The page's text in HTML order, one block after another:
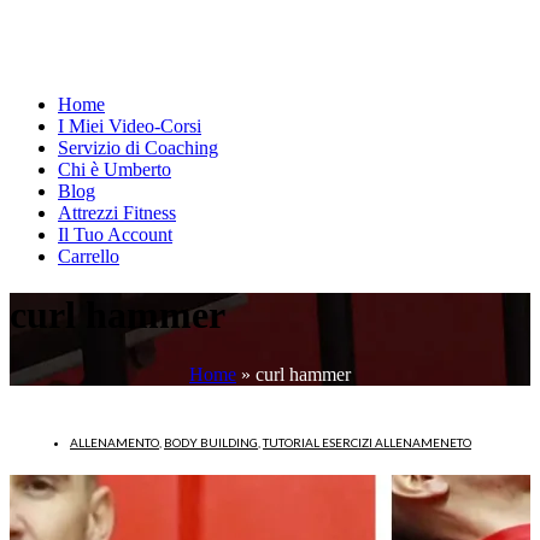
Home
I Miei Video-Corsi
Servizio di Coaching
Chi è Umberto
Blog
Attrezzi Fitness
Il Tuo Account
Carrello
curl hammer
Home » curl hammer
ALLENAMENTO BODY BUILDING ,TUTORIAL ESERCIZI ALLENAMENETO